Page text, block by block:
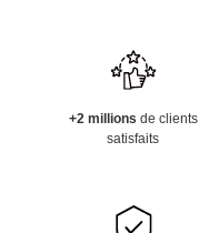
+2 millions de clients
satisfaits